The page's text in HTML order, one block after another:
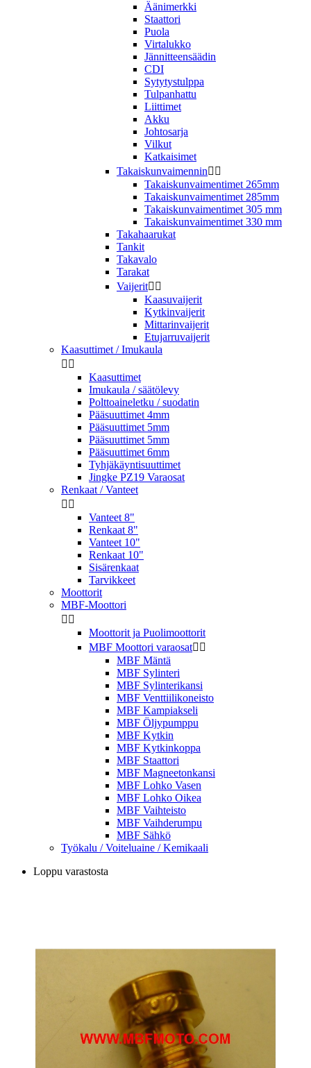
Äänimerkki
Staattori
Puola
Virtalukko
Jännitteensäädin
CDI
Sytytystulppa
Tulpanhattu
Liittimet
Akku
Johtosarja
Vilkut
Katkaisimet
Takaiskunvaimennin 
Takaiskunvaimentimet 265mm
Takaiskunvaimentimet 285mm
Takaiskunvaimentimet 305 mm
Takaiskunvaimentimet 330 mm
Takahaarukat
Tankit
Takavalo
Tarakat
Vaijerit 
Kaasuvaijerit
Kytkinvaijerit
Mittarinvaijerit
Etujarruvaijerit
Kaasuttimet / Imukaula
 
Kaasuttimet
Imukaula / säätölevy
Polttoaineletku / suodatin
Pääsuuttimet 4mm
Pääsuuttimet 5mm
Pääsuuttimet 5mm
Pääsuuttimet 6mm
Tyhjäkäyntisuuttimet
Jingke PZ19 Varaosat
Renkaat / Vanteet
 
Vanteet 8"
Renkaat 8"
Vanteet 10"
Renkaat 10"
Sisärenkaat
Tarvikkeet
Moottorit
MBF-Moottori
 
Moottorit ja Puolimoottorit
MBF Moottori varaosat 
MBF Mäntä
MBF Sylinteri
MBF Sylinterikansi
MBF Venttiilikoneisto
MBF Kampiakseli
MBF Öljypumppu
MBF Kytkin
MBF Kytkinkoppa
MBF Staattori
MBF Magneetonkansi
MBF Lohko Vasen
MBF Lohko Oikea
MBF Vaihteisto
MBF Vaihderumpu
MBF Sähkö
Työkalu / Voiteluaine / Kemikaali
Loppu varastosta